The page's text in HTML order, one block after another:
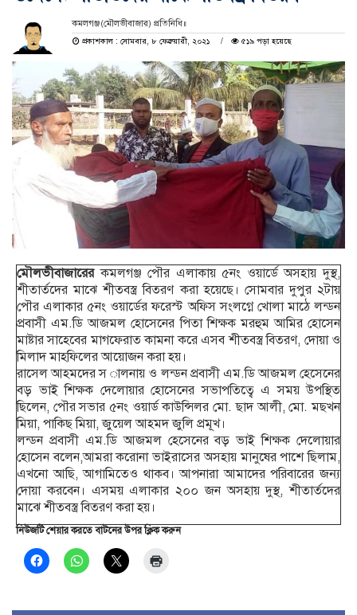
কমলগঞ্জ(মৌলভীবাজার) প্রতিনিধি॥
প্রকাশকাল : সোমবার, ৮ ফেব্রুয়ারী, ২০২১
৫১৯ পড়া হয়েছে
মৌলভীবাজারেরকমলগঞ্জ পৌর এলাকায় ৫নং ওয়ার্ডে অসহায় দুস্থ,
শীতার্তদের মাঝে শীতবস্ত্র বিতরণ করা হয়েছে। সোমবার দুপুর ২টায়
পৌর এলাকার ৫নং ওয়ার্ডের ফরেস্ট অফিস সংলগ্নে খোলা মাঠে লন্ডন
প্রবাসী এম.ডি আজমল হোসেনের পিতা শিক্ষক মরহুম আমির হোসেন
মাষ্টার সাহেবের মাগফেরাত কামনা করে এসব শীতবস্ত্র বিতরণ, দোয়া ও
মিলাদ মাহফিলের আয়োজন করা হয়।
রাসেল আহমদের স ালনায় ও লন্ডন প্রবাসী এম.ডি আজমল হেসেনের
বড় ভাই শিক্ষক দেলোয়ার হোসেনের সভাপতিত্বে এ সময় উপস্থিত
ছিলেন, পৌর সভার ৫নং ওয়ার্ড কাউন্সিলর মো. ছাদ আলী, মো. মছখন
মিয়া, পাকিছ মিয়া, জুয়েল আহমদ জুলি প্রমূখ।
লন্ডন প্রবাসী এম.ডি আজমল হেসেনের বড় ভাই শিক্ষক দেলোয়ার
হোসেন বলেন,আমরা করোনা ভাইরাসের অসহায় মানুষের পাশে ছিলাম,
এখনো আছি, আগামিতেও থাকব। আপনারা আমাদের পরিবারের জন্য
দোয়া করবেন। এসময় এলাকার ২০০ জন অসহায় দুস্থ, শীতার্তদের
মাঝে শীতবস্ত্র বিতরণ করা হয়।
নিউজটি শেয়ার করতে বাটনের উপর ক্লিক করুন